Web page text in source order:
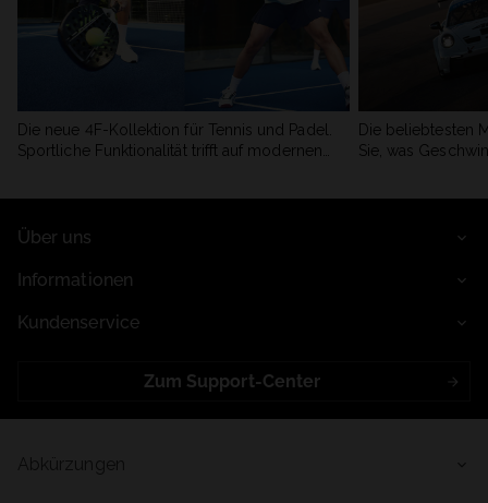
Die neue 4F-Kollektion für Tennis und Padel.
Sportliche Funktionalität trifft auf modernen
Die beliebtesten
Sie, was
Über uns
Informationen
Kundenservice
Zum Support-Center